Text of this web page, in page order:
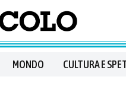
MONDO CULTURA E